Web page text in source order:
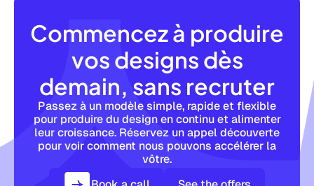
Commencez à produire
vos designs dès
demain, sans recruter
Passez à un modèle simple, rapide et flexible
pour produire du design en continu et alimenter
leur croissance. Réservez un appel découverte
pour voir comment nous pouvons accélérer la
vôtre.